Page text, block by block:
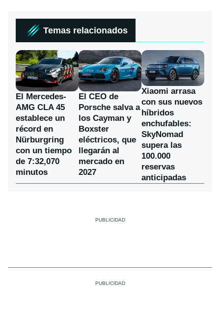
Temas relacionados
El Mercedes-
AMG CLA 45
establece un
récord en
Nürburgring
con un tiempo
de 7:32,070
minutos
El CEO de
Porsche salva a
los Cayman y
Boxster
eléctricos, que
llegarán al
mercado en
2027
Xiaomi arrasa
con sus nuevos
híbridos
enchufables:
SkyNomad
supera las
100.000
reservas
anticipadas